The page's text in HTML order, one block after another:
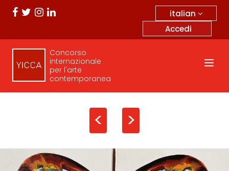
italian
Accedi
Concorso
internazionale
per l'arte
contemporanea
< >